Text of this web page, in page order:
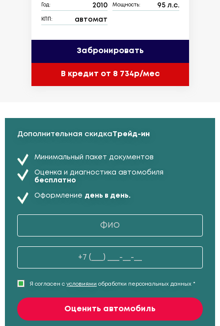
Год: 2010 Мощность: 95 л.с.
КПП: автомат
Забронировать
В кредит от 8 734р/мес
Дополнительная скидкаТрейд-ин
Минимальный пакет документов
Оценка и диагностика автомобиля
бесплатно
Оформление день в день.
Я согласен с условиями обработки персональных данных *
Оценить автомобиль